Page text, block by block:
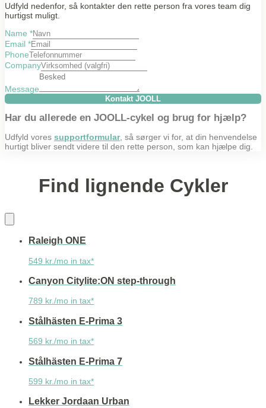
Udfyld nedenfor, så kontakter den rette person fra vores team dig
hurtigst muligt.
Name *
Email *
Phone
Company
Message
Kontakt JOOLL
Har du allerede en JOOLL-cykel og brug for hjælp?
Udfyld vores supportformular, så sørger vi for, at din henvendelse
hurtigt bliver sendt videre til den rette person, som kan hjælpe dig.
Find lignende Cykler
Raleigh ONE
549 kr./mo in tax*
Canyon Citylite:ON step-through
789 kr./mo in tax*
Stålhästen E-Prima 3
569 kr./mo in tax*
Stålhästen E-Prima 7
599 kr./mo in tax*
Lekker Jordaan Urban